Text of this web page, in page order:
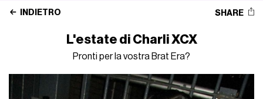
INDIETRO SHARE
L'estate di Charli XCX
Pronti per la vostra Brat Era?